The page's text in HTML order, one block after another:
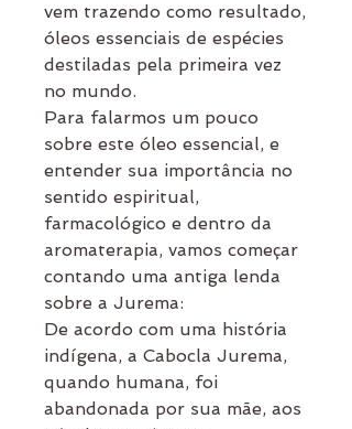
vem trazendo como resultado,
óleos essenciais de espécies
destiladas pela primeira vez
no mundo.
Para falarmos um pouco
sobre este óleo essencial, e
entender sua importância no
sentido espiritual,
farmacológico e dentro da
aromaterapia, vamos começar
contando uma antiga lenda
sobre a Jurema:
De acordo com uma história
indígena, a Cabocla Jurema,
quando humana, foi
abandonada por sua mãe, aos